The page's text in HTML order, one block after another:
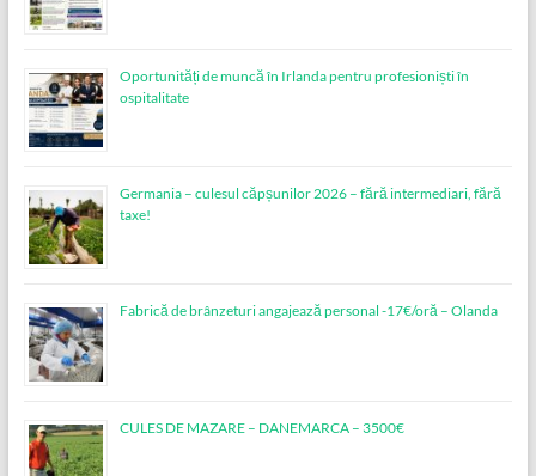
Oportunități de muncă în Irlanda pentru profesioniști în
ospitalitate
Germania – culesul căpșunilor 2026 – fără intermediari, fără
taxe!
Fabrică de brânzeturi angajează personal -17€/oră – Olanda
CULES DE MAZARE – DANEMARCA – 3500€